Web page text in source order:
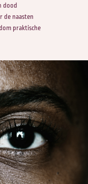
dood
de naasten
praktische